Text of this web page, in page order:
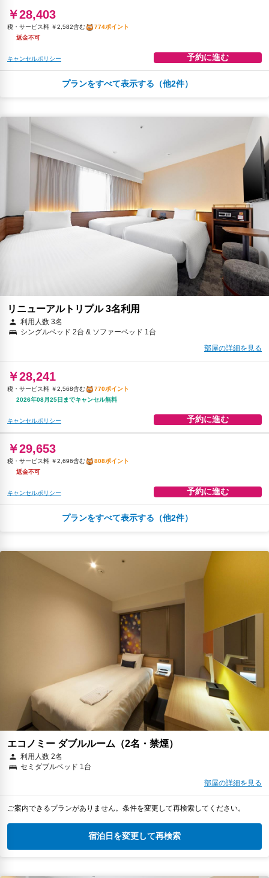
￥28,403
税・サービス料 ￥2,582含む
774ポイント
返金不可
キャンセルポリシー 予約に進む
税・サービス料 ￥2,712含む
813ポイント
2026年08月25日までキャンセル無料
予約に進む
￥31,324
税・サービス料 ￥2,847含む
854ポイント
返金不可
キャンセルポリシー 予約に進む
プランをすべて表示する（他2件）
リニューアルトリプル 3名利用
利用人数 3名
シングルベッド 2台 & ソファーベッド 1台
部屋の詳細を見る
￥28,241
税・サービス料 ￥2,568含む
770ポイント
2026年08月25日までキャンセル無料
キャンセルポリシー 予約に進む
￥29,653
税・サービス料 ￥2,696含む
808ポイント
返金不可
キャンセルポリシー 予約に進む
税・サービス料 ￥2,947含む
884ポイント
2026年08月25日までキャンセル無料
予約に進む
928ポイント
予約に進む
プランをすべて表示する（他2件）
エコノミー ダブルルーム（2名・禁煙）
利用人数 2名
セミダブルベッド 1台
部屋の詳細を見る
ご案内できるプランがありません。条件を変更して再検索してください。
宿泊日を変更して再検索